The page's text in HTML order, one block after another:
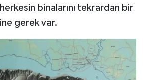
binalarını tekrardan bir
gerek var.